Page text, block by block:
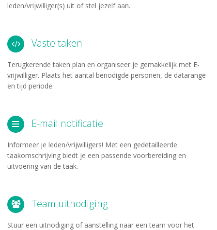
leden/vrijwilliger(s) uit of stel jezelf aan.
Vaste taken
Terugkerende taken plan en organiseer je gemakkelijk met E-
vrijwilliger. Plaats het aantal benodigde personen, de datarange
en tijd periode.
E-mail notificatie
Informeer je leden/vrijwilligers! Met een gedetailleerde
taakomschrijving biedt je een passende voorbereiding en
uitvoering van de taak.
Team uitnodiging
Stuur een uitnodiging of aanstelling naar een team voor het